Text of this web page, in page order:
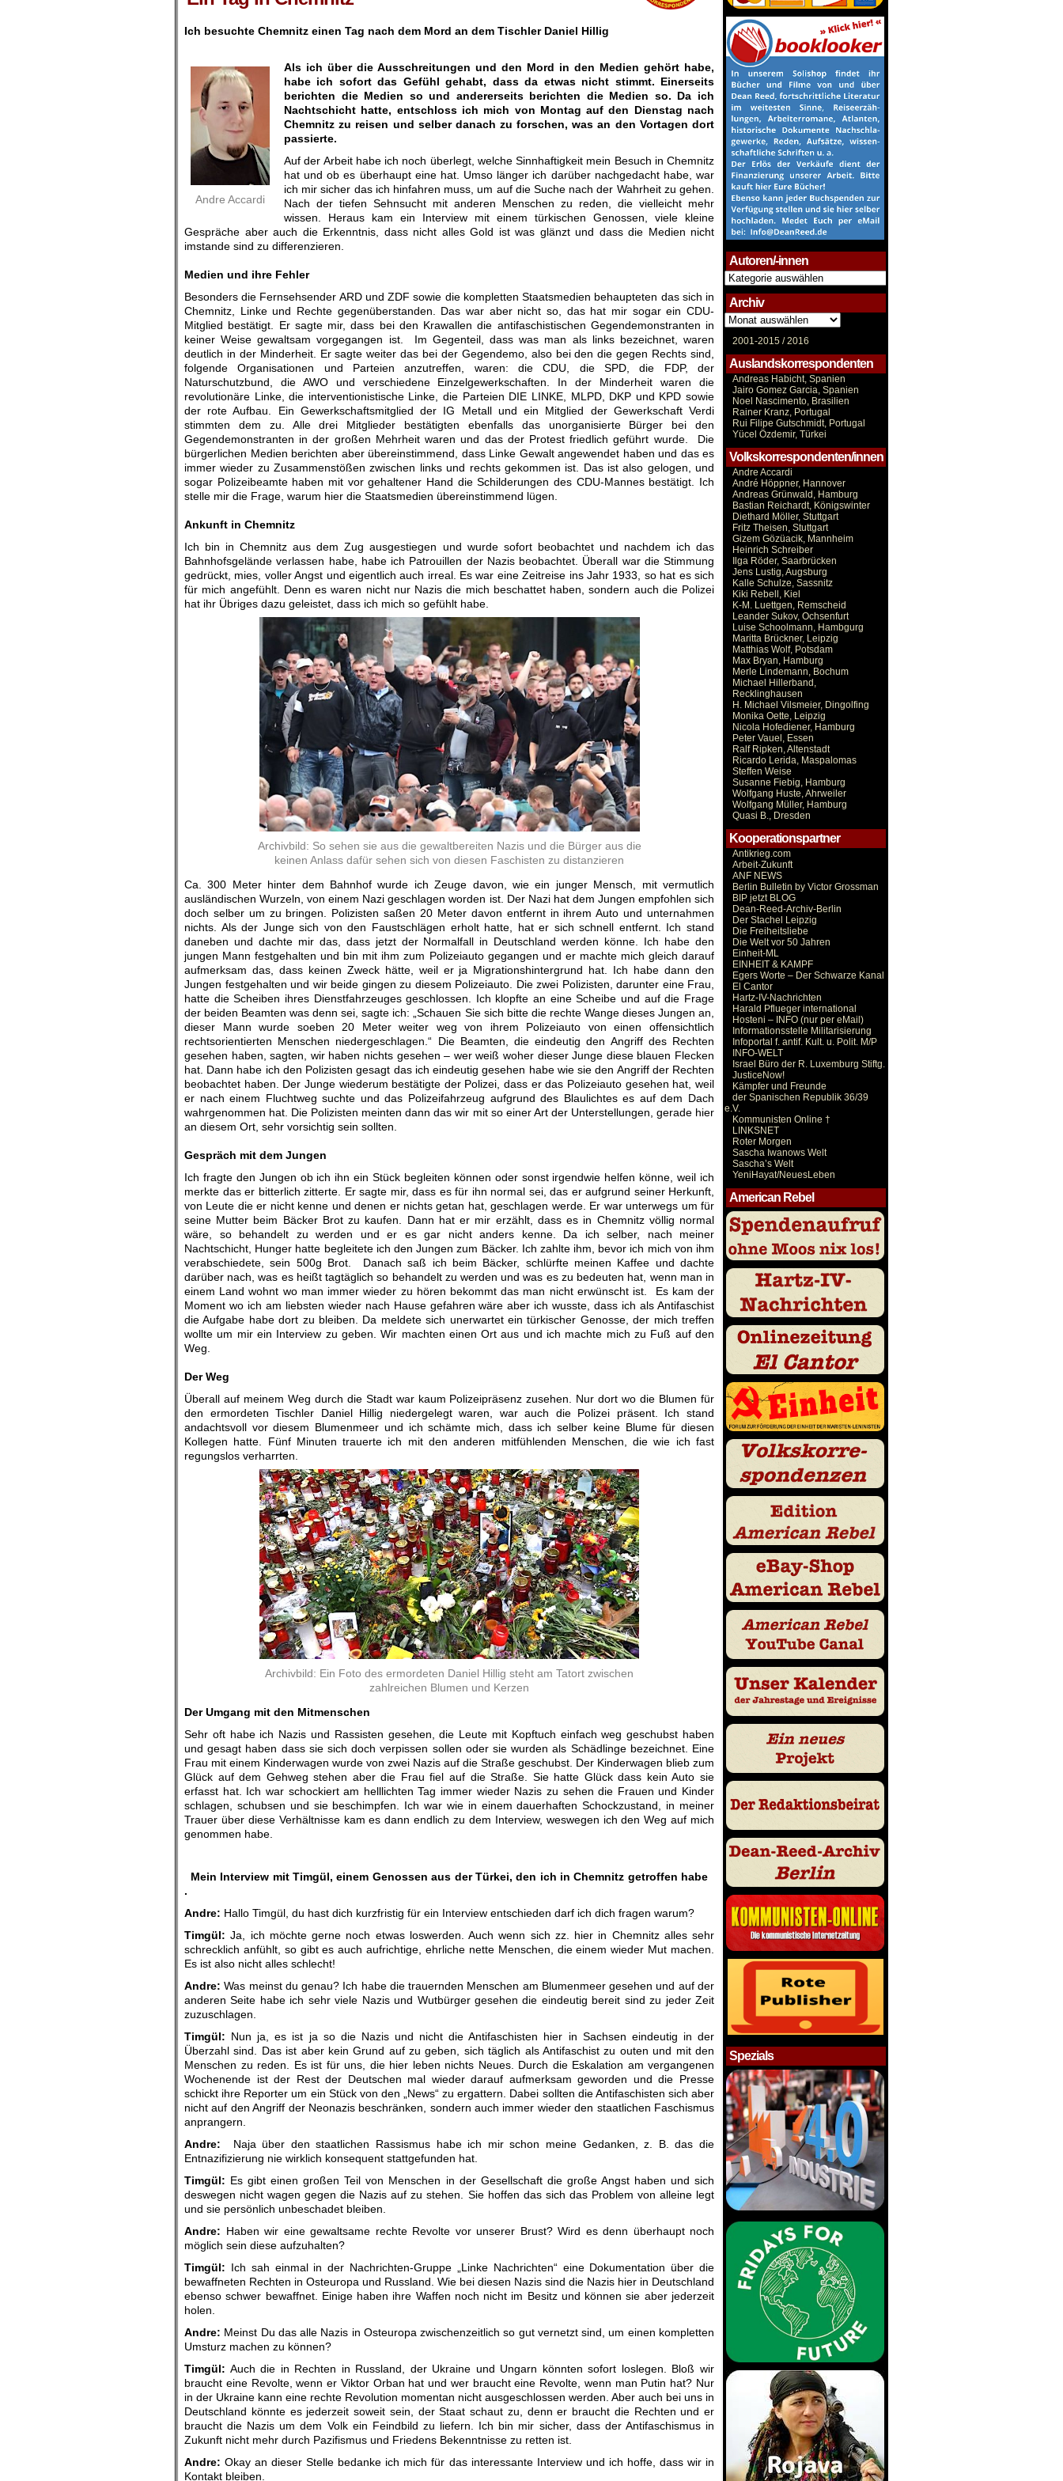
Ich besuchte Chemnitz einen Tag nach dem Mord an dem Tischler Daniel Hillig
Andre Accardi
Als ich über die Ausschreitungen und den Mord in den Medien gehört habe,
habe ich sofort das Gefühl gehabt, dass da etwas nicht stimmt. Einerseits
berichten die Medien so und andererseits berichten die Medien so. Da ich
Nachtschicht hatte, entschloss ich mich von Montag auf den Dienstag nach
Chemnitz zu reisen und selber danach zu forschen, was an den Vortagen dort
passierte.
Auf der Arbeit habe ich noch überlegt, welche Sinnhaftigkeit mein Besuch in Chemnitz
hat und ob es überhaupt eine hat. Umso länger ich darüber nachgedacht habe, war
ich mir sicher das ich hinfahren muss, um auf die Suche nach der Wahrheit zu gehen.
Nach der tiefen Sehnsucht mit anderen Menschen zu reden, die vielleicht mehr
wissen. Heraus kam ein Interview mit einem türkischen Genossen, viele kleine
Gespräche aber auch die Erkenntnis, dass nicht alles Gold ist was glänzt und dass die Medien nicht
imstande sind zu differenzieren.
Medien und ihre Fehler
Besonders die Fernsehsender ARD und ZDF sowie die kompletten Staatsmedien behaupteten das sich in
Chemnitz, Linke und Rechte gegenüberstanden. Das war aber nicht so, das hat mir sogar ein CDU-
Mitglied bestätigt. Er sagte mir, dass bei den Krawallen die antifaschistischen Gegendemonstranten in
keiner Weise gewaltsam vorgegangen ist. Im Gegenteil, dass was man als links bezeichnet, waren
deutlich in der Minderheit. Er sagte weiter das bei der Gegendemo, also bei den die gegen Rechts sind,
folgende Organisationen und Parteien anzutreffen, waren: die CDU, die SPD, die FDP, der
Naturschutzbund, die AWO und verschiedene Einzelgewerkschaften. In der Minderheit waren die
revolutionäre Linke, die interventionistische Linke, die Parteien DIE LINKE, MLPD, DKP und KPD sowie
der rote Aufbau. Ein Gewerkschaftsmitglied der IG Metall und ein Mitglied der Gewerkschaft Verdi
stimmten dem zu. Alle drei Mitglieder bestätigten ebenfalls das unorganisierte Bürger bei den
Gegendemonstranten in der großen Mehrheit waren und das der Protest friedlich geführt wurde. Die
bürgerlichen Medien berichten aber übereinstimmend, dass Linke Gewalt angewendet haben und das es
immer wieder zu Zusammenstößen zwischen links und rechts gekommen ist. Das ist also gelogen, und
sogar Polizeibeamte haben mit vor gehaltener Hand die Schilderungen des CDU-Mannes bestätigt. Ich
stelle mir die Frage, warum hier die Staatsmedien übereinstimmend lügen.
Ankunft in Chemnitz
Ich bin in Chemnitz aus dem Zug ausgestiegen und wurde sofort beobachtet und nachdem ich das
Bahnhofsgelände verlassen habe, habe ich Patrouillen der Nazis beobachtet. Überall war die Stimmung
gedrückt, mies, voller Angst und eigentlich auch irreal. Es war eine Zeitreise ins Jahr 1933, so hat es sich
für mich angefühlt. Denn es waren nicht nur Nazis die mich beschattet haben, sondern auch die Polizei
hat ihr Übriges dazu geleistet, dass ich mich so gefühlt habe.
Archivbild: So sehen sie aus die gewaltbereiten Nazis und die Bürger aus die
keinen Anlass dafür sehen sich von diesen Faschisten zu distanzieren
Ca. 300 Meter hinter dem Bahnhof wurde ich Zeuge davon, wie ein junger Mensch, mit vermutlich
ausländischen Wurzeln, von einem Nazi geschlagen worden ist. Der Nazi hat dem Jungen empfohlen sich
doch selber um zu bringen. Polizisten saßen 20 Meter davon entfernt in ihrem Auto und unternahmen
nichts. Als der Junge sich von den Faustschlägen erholt hatte, hat er sich schnell entfernt. Ich stand
daneben und dachte mir das, dass jetzt der Normalfall in Deutschland werden könne. Ich habe den
jungen Mann festgehalten und bin mit ihm zum Polizeiauto gegangen und er machte mich gleich darauf
aufmerksam das, dass keinen Zweck hätte, weil er ja Migrationshintergrund hat. Ich habe dann den
Jungen festgehalten und wir beide gingen zu diesem Polizeiauto. Die zwei Polizisten, darunter eine Frau,
hatte die Scheiben ihres Dienstfahrzeuges geschlossen. Ich klopfte an eine Scheibe und auf die Frage
der beiden Beamten was denn sei, sagte ich: „Schauen Sie sich bitte die rechte Wange dieses Jungen an,
dieser Mann wurde soeben 20 Meter weiter weg von ihrem Polizeiauto von einen offensichtlich
rechtsorientierten Menschen niedergeschlagen.“ Die Beamten, die eindeutig den Angriff des Rechten
gesehen haben, sagten, wir haben nichts gesehen – wer weiß woher dieser Junge diese blauen Flecken
hat. Dann habe ich den Polizisten gesagt das ich eindeutig gesehen habe wie sie den Angriff der Rechten
beobachtet haben. Der Junge wiederum bestätigte der Polizei, dass er das Polizeiauto gesehen hat, weil
er nach einem Fluchtweg suchte und das Polizeifahrzeug aufgrund des Blaulichtes es auf dem Dach
wahrgenommen hat. Die Polizisten meinten dann das wir mit so einer Art der Unterstellungen, gerade hier
an diesem Ort, sehr vorsichtig sein sollten.
Gespräch mit dem Jungen
Ich fragte den Jungen ob ich ihn ein Stück begleiten können oder sonst irgendwie helfen könne, weil ich
merkte das er bitterlich zitterte. Er sagte mir, dass es für ihn normal sei, das er aufgrund seiner Herkunft,
von Leute die er nicht kenne und denen er nichts getan hat, geschlagen werde. Er war unterwegs um für
seine Mutter beim Bäcker Brot zu kaufen. Dann hat er mir erzählt, dass es in Chemnitz völlig normal
wäre, so behandelt zu werden und er es gar nicht anders kenne. Da ich selber, nach meiner
Nachtschicht, Hunger hatte begleitete ich den Jungen zum Bäcker. Ich zahlte ihm, bevor ich mich von ihm
verabschiedete, sein 500g Brot. Danach saß ich beim Bäcker, schlürfte meinen Kaffee und dachte
darüber nach, was es heißt tagtäglich so behandelt zu werden und was es zu bedeuten hat, wenn man in
einem Land wohnt wo man immer wieder zu hören bekommt das man nicht erwünscht ist. Es kam der
Moment wo ich am liebsten wieder nach Hause gefahren wäre aber ich wusste, dass ich als Antifaschist
die Aufgabe habe dort zu bleiben. Da meldete sich unerwartet ein türkischer Genosse, der mich treffen
wollte um mir ein Interview zu geben. Wir machten einen Ort aus und ich machte mich zu Fuß auf den
Weg.
Der Weg
Überall auf meinem Weg durch die Stadt war kaum Polizeipräsenz zusehen. Nur dort wo die Blumen für
den ermordeten Tischler Daniel Hillig niedergelegt waren, war auch die Polizei präsent. Ich stand
andachtsvoll vor diesem Blumenmeer und ich schämte mich, dass ich selber keine Blume für diesen
Kollegen hatte. Fünf Minuten trauerte ich mit den anderen mitfühlenden Menschen, die wie ich fast
regungslos verharrten.
Archivbild: Ein Foto des ermordeten Daniel Hillig steht am Tatort zwischen
zahlreichen Blumen und Kerzen
Der Umgang mit den Mitmenschen
Sehr oft habe ich Nazis und Rassisten gesehen, die Leute mit Kopftuch einfach weg geschubst haben
und gesagt haben dass sie sich doch verpissen sollen oder sie wurden als Schädlinge bezeichnet. Eine
Frau mit einem Kinderwagen wurde von zwei Nazis auf die Straße geschubst. Der Kinderwagen blieb zum
Glück auf dem Gehweg stehen aber die Frau fiel auf die Straße. Sie hatte Glück dass kein Auto sie
erfasst hat. Ich war schockiert am helllichten Tag immer wieder Nazis zu sehen die Frauen und Kinder
schlagen, schubsen und sie beschimpfen. Ich war wie in einem dauerhaften Schockzustand, in meiner
Trauer über diese Verhältnisse kam es dann endlich zu dem Interview, weswegen ich den Weg auf mich
genommen habe.
Mein Interview mit Timgül, einem Genossen aus der Türkei, den ich in Chemnitz getroffen habe
.
Andre: Hallo Timgül, du hast dich kurzfristig für ein Interview entschieden darf ich dich fragen warum?
Timgül: Ja, ich möchte gerne noch etwas loswerden. Auch wenn sich zz. hier in Chemnitz alles sehr
schrecklich anfühlt, so gibt es auch aufrichtige, ehrliche nette Menschen, die einem wieder Mut machen.
Es ist also nicht alles schlecht!
Andre: Was meinst du genau? Ich habe die trauernden Menschen am Blumenmeer gesehen und auf der
anderen Seite habe ich sehr viele Nazis und Wutbürger gesehen die eindeutig bereit sind zu jeder Zeit
zuzuschlagen.
Timgül: Nun ja, es ist ja so die Nazis und nicht die Antifaschisten hier in Sachsen eindeutig in der
Überzahl sind. Das ist aber kein Grund auf zu geben, sich täglich als Antifaschist zu outen und mit den
Menschen zu reden. Es ist für uns, die hier leben nichts Neues. Durch die Eskalation am vergangenen
Wochenende ist der Rest der Deutschen mal wieder darauf aufmerksam geworden und die Presse
schickt ihre Reporter um ein Stück von den „News“ zu ergattern. Dabei sollten die Antifaschisten sich aber
nicht auf den Angriff der Neonazis beschränken, sondern auch immer wieder den staatlichen Faschismus
anprangern.
Andre: Naja über den staatlichen Rassismus habe ich mir schon meine Gedanken, z. B. das die
Entnazifizierung nie wirklich konsequent stattgefunden hat.
Timgül: Es gibt einen großen Teil von Menschen in der Gesellschaft die große Angst haben und sich
deswegen nicht wagen gegen die Nazis auf zu stehen. Sie hoffen das sich das Problem von alleine legt
und sie persönlich unbeschadet bleiben.
Andre: Haben wir eine gewaltsame rechte Revolte vor unserer Brust? Wird es denn überhaupt noch
möglich sein diese aufzuhalten?
Timgül: Ich sah einmal in der Nachrichten-Gruppe „Linke Nachrichten“ eine Dokumentation über die
bewaffneten Rechten in Osteuropa und Russland. Wie bei diesen Nazis sind die Nazis hier in Deutschland
ebenso schwer bewaffnet. Einige haben ihre Waffen noch nicht im Besitz und können sie aber jederzeit
holen.
Andre: Meinst Du das alle Nazis in Osteuropa zwischenzeitlich so gut vernetzt sind, um einen kompletten
Umsturz machen zu können?
Timgül: Auch die in Rechten in Russland, der Ukraine und Ungarn könnten sofort loslegen. Bloß wir
braucht eine Revolte, wenn er Viktor Orban hat und wer braucht eine Revolte, wenn man Putin hat? Nur
in der Ukraine kann eine rechte Revolution momentan nicht ausgeschlossen werden. Aber auch bei uns in
Deutschland könnte es jederzeit soweit sein, der Staat schaut zu, denn er braucht die Rechten und er
braucht die Nazis um dem Volk ein Feindbild zu liefern. Ich bin mir sicher, dass der Antifaschismus in
Zukunft nicht mehr durch Pazifismus und Friedens Bekenntnisse zu retten ist.
Andre: Okay an dieser Stelle bedanke ich mich für das interessante Interview und ich hoffe, dass wir in
Kontakt bleiben.
Autoren/-innen
Autoren/-
innen
Archiv
Archiv
2001-2015 /2016
Auslandskorrespondenten
Andreas Habicht, Spanien
Jairo Gomez Garcia, Spanien
Noel Nascimento, Brasilien
Rainer Kranz, Portugal
Rui Filipe Gutschmidt, Portugal
Yücel Özdemir, Türkei
Volkskorrespondenten/innen
Andre Accardi
André Höppner, Hannover
Andreas Grünwald, Hamburg
Bastian Reichardt, Königswinter
Diethard Möller, Stuttgart
Fritz Theisen, Stuttgart
Gizem Gözüacik, Mannheim
Heinrich Schreiber
Ilga Röder, Saarbrücken
Jens Lustig, Augsburg
Kalle Schulze, Sassnitz
Kiki Rebell, Kiel
K-M. Luettgen, Remscheid
Leander Sukov, Ochsenfurt
Luise Schoolmann, Hambgurg
Maritta Brückner, Leipzig
Matthias Wolf, Potsdam
Max Bryan, Hamburg
Merle Lindemann, Bochum
Michael Hillerband,
Recklinghausen
H. Michael Vilsmeier, Dingolfing
Monika Oette, Leipzig
Nicola Hofediener, Hamburg
Peter Vauel, Essen
Ralf Ripken, Altenstadt
Ricardo Lerida, Maspalomas
Steffen Weise
Susanne Fiebig, Hamburg
Wolfgang Huste, Ahrweiler
Wolfgang Müller, Hamburg
Quasi B., Dresden
Kooperationspartner
Antikrieg.com
Arbeit-Zukunft
ANF NEWS
Berlin Bulletin by Victor Grossman
BIP jetzt BLOG
Dean-Reed-Archiv-Berlin
Der Stachel Leipzig
Die Freiheitsliebe
Die Welt vor 50 Jahren
Einheit-ML
EINHEIT & KAMPF
Egers Worte – Der Schwarze Kanal
El Cantor
Hartz-IV-Nachrichten
Harald Pflueger international
Hosteni – INFO (nur per eMail)
Informationsstelle Militarisierung
Infoportal f. antif. Kult. u. Polit. M/P
INFO-WELT
Israel Büro der R. Luxemburg Stiftg.
JusticeNow!
Kämpfer und Freunde
der Spanischen Republik 36/39
e.V.
Kommunisten Online †
LINKSNET
Roter Morgen
Sascha Iwanows Welt
Sascha’s Welt
YeniHayat/NeuesLeben
American Rebel
Spezials